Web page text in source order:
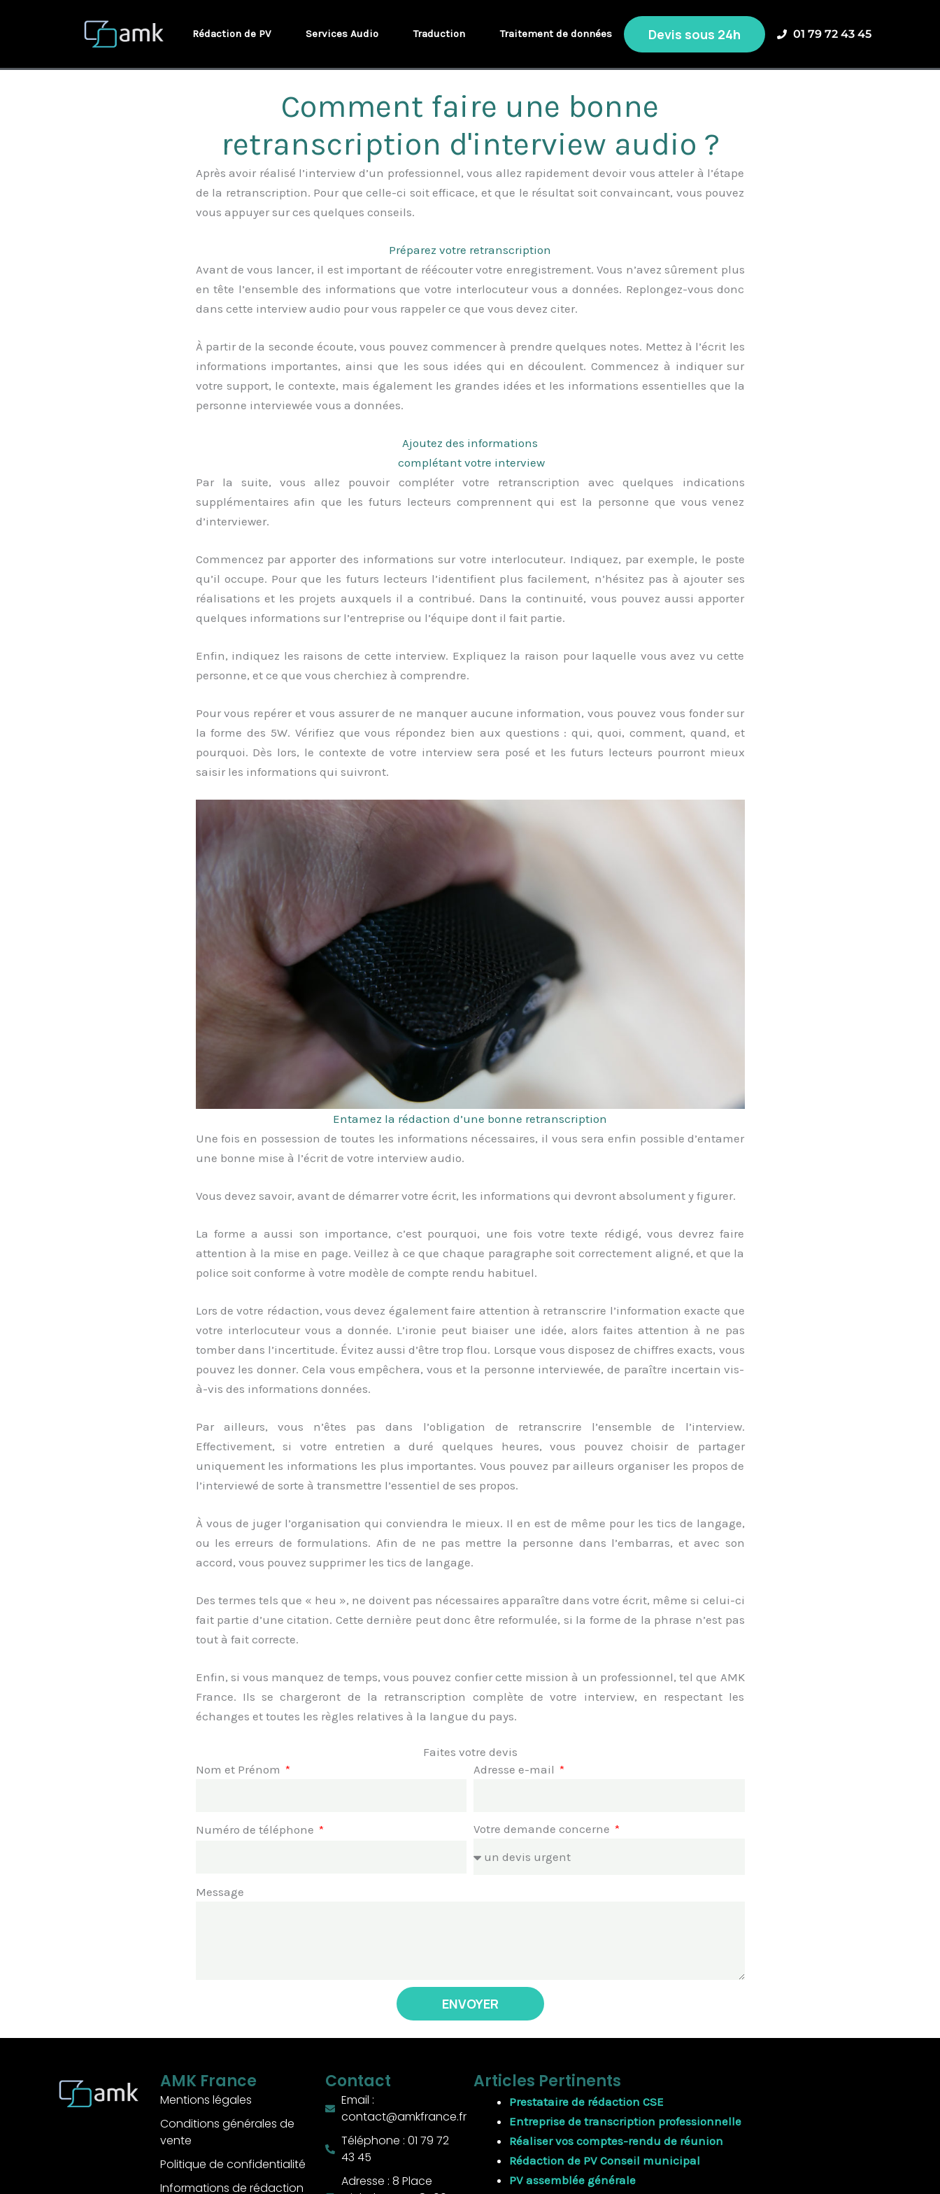
Rédaction de PV Services Audio Traduction Traitement de données Devis sous 24h 01 79 72 43 45
Comment faire une bonne
retranscription d'interview audio ?
Après avoir réalisé l’interview d’un professionnel, vous allez rapidement devoir vous atteler à l’étape
de la retranscription. Pour que celle-ci soit efficace, et que le résultat soit convaincant, vous pouvez
vous appuyer sur ces quelques conseils.
Préparez votre retranscription
Avant de vous lancer, il est important de réécouter votre enregistrement. Vous n’avez sûrement plus
en tête l’ensemble des informations que votre interlocuteur vous a données. Replongez-vous donc
dans cette interview audio pour vous rappeler ce que vous devez citer.
À partir de la seconde écoute, vous pouvez commencer à prendre quelques notes. Mettez à l’écrit les
informations importantes, ainsi que les sous idées qui en découlent. Commencez à indiquer sur
votre support, le contexte, mais également les grandes idées et les informations essentielles que la
personne interviewée vous a données.
Ajoutez des informations
complétant votre interview
Par la suite, vous allez pouvoir compléter votre retranscription avec quelques indications
supplémentaires afin que les futurs lecteurs comprennent qui est la personne que vous venez
d’interviewer.
Commencez par apporter des informations sur votre interlocuteur. Indiquez, par exemple, le poste
qu’il occupe. Pour que les futurs lecteurs l’identifient plus facilement, n’hésitez pas à ajouter ses
réalisations et les projets auxquels il a contribué. Dans la continuité, vous pouvez aussi apporter
quelques informations sur l’entreprise ou l’équipe dont il fait partie.
Enfin, indiquez les raisons de cette interview. Expliquez la raison pour laquelle vous avez vu cette
personne, et ce que vous cherchiez à comprendre.
Pour vous repérer et vous assurer de ne manquer aucune information, vous pouvez vous fonder sur
la forme des 5W. Vérifiez que vous répondez bien aux questions : qui, quoi, comment, quand, et
pourquoi. Dès lors, le contexte de votre interview sera posé et les futurs lecteurs pourront mieux
saisir les informations qui suivront.
Entamez la rédaction d’une bonne retranscription
Une fois en possession de toutes les informations nécessaires, il vous sera enfin possible d’entamer
une bonne mise à l’écrit de votre interview audio.
Vous devez savoir, avant de démarrer votre écrit, les informations qui devront absolument y figurer.
La forme a aussi son importance, c’est pourquoi, une fois votre texte rédigé, vous devrez faire
attention à la mise en page. Veillez à ce que chaque paragraphe soit correctement aligné, et que la
police soit conforme à votre modèle de compte rendu habituel.
Lors de votre rédaction, vous devez également faire attention à retranscrire l’information exacte que
votre interlocuteur vous a donnée. L’ironie peut biaiser une idée, alors faites attention à ne pas
tomber dans l’incertitude. Évitez aussi d’être trop flou. Lorsque vous disposez de chiffres exacts, vous
pouvez les donner. Cela vous empêchera, vous et la personne interviewée, de paraître incertain vis-
à-vis des informations données.
Par ailleurs, vous n’êtes pas dans l’obligation de retranscrire l’ensemble de l’interview.
Effectivement, si votre entretien a duré quelques heures, vous pouvez choisir de partager
uniquement les informations les plus importantes. Vous pouvez par ailleurs organiser les propos de
l’interviewé de sorte à transmettre l’essentiel de ses propos.
À vous de juger l’organisation qui conviendra le mieux. Il en est de même pour les tics de langage,
ou les erreurs de formulations. Afin de ne pas mettre la personne dans l’embarras, et avec son
accord, vous pouvez supprimer les tics de langage.
Des termes tels que « heu », ne doivent pas nécessaires apparaître dans votre écrit, même si celui-ci
fait partie d’une citation. Cette dernière peut donc être reformulée, si la forme de la phrase n’est pas
tout à fait correcte.
Enfin, si vous manquez de temps, vous pouvez confier cette mission à un professionnel, tel que AMK
France. Ils se chargeront de la retranscription complète de votre interview, en respectant les
échanges et toutes les règles relatives à la langue du pays.
Faites votre devis
Nom et Prénom
Adresse e-mail
Numéro de téléphone Votre demande concerne
Message
ENVOYER
e
r
n
t
i
AMK France
Mentions légales
Conditions générales de
vente
Politique de confidentialité
Informations de rédaction
Contact
Email :
contact@amkfrance.fr
Téléphone : 01 79 72
43 45
Adresse : 8 Place
Articles Pertinents
Prestataire de rédaction CSE
Entreprise de transcription professionnelle
Réaliser vos comptes-rendu de réunion
Rédaction de PV Conseil municipal
PV assemblée générale